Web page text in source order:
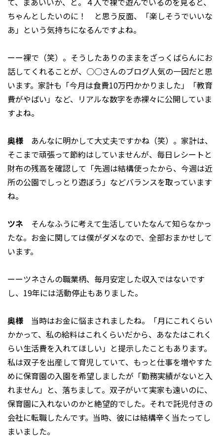
ちゃんとしたいのに！ と思う反面、「楽しそうでいいな
あ」という気持ちになるんですよね。
ーー裸で（笑）。そうしたありのままをざっくばらんにお
話してくれることが、○○さんのブログ人気の一因だと思
います。家計も「今月は食費10万円かかりました」「教育
費がやばい」など、リアルな数字を赤裸々に公開していま
すよね。
奥様 あんなに明かして大丈夫ですかね（笑）。家計は、
そこまで頑張って節約はしていませんが、毎日レシートと
財布の残高を確認して「先週は結構使ったから、今週は近
所の公園でしっとり遊ぼう」などバランスを取っています
ね。
ツネ そんなふうに考えて生活していたなんて知らなかっ
たな。お金に関しては僕がダメなので、全部おまかせして
います。
ーーツネさんの職業柄、毎月安定した収入ではないです
し、19年には活動停止もありました。
奥様 当時はお金に悩まされましたね。「月にこれくらい
かかって、私の給料はこれくらいだから、あなたはこれく
らい生活費を入れてほしい」と提示したこともあります。
私は双子を出産して育児していて、もっと仕事を増やすた
めに保育園の入園を希望しましたが「勤務実績がないと入
れません」と、落ちまして。双子がいて実家も遠いのに、
保育園に入れないのかと絶望的でした。それで託児付きの
会社に転職したんです。当時、彼には結構辛く当たってし
まいました。